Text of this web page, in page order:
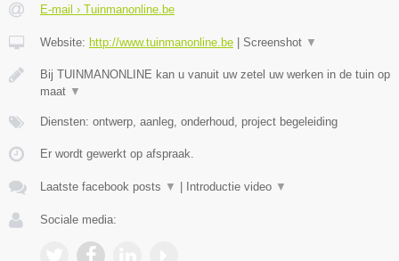
E-mail › Tuinmanonline.be
Website: http://www.tuinmanonline.be Screenshot ▼
Bij TUINMANONLINE kan u vanuit uw zetel uw werken in de tuin op
maat ▼
Diensten: ontwerp, aanleg, onderhoud, project begeleiding
Er wordt gewerkt op afspraak.
Laatste facebook posts ▼ Introductie video ▼
Sociale media: